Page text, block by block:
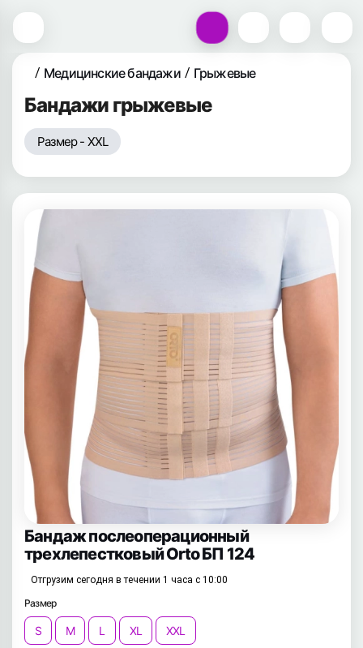
Медицинские бандажи Грыжевые
Бандажи грыжевые
Размер - XXL
Бандаж послеоперационный
трехлепестковый Orto БП 124
Отгрузим сегодня в течении 1 часа с 10:00
Размер
S M L XL XXL